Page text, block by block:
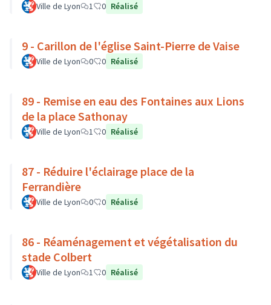
Ville de Lyon 1 0 Réalisé
9 - Carillon de l'église Saint-Pierre de Vaise
Ville de Lyon 0 0 Réalisé
89 - Remise en eau des Fontaines aux Lions
de la place Sathonay
Ville de Lyon 1 0 Réalisé
87 - Réduire l'éclairage place de la
Ferrandière
Ville de Lyon 0 0 Réalisé
86 - Réaménagement et végétalisation du
stade Colbert
Ville de Lyon 1 0 Réalisé